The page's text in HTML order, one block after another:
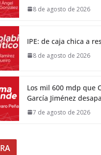
8 de agosto de 2026
IPE: de caja chica a
8 de agosto de 2026
Los mil 600 mdp que
García Jiménez
7 de agosto de 2026